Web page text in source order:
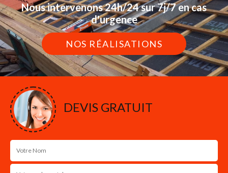
Nous intervenons 24h/24 sur 7j/7 en cas
d'urgence
NOS RÉALISATIONS
DEVIS GRATUIT